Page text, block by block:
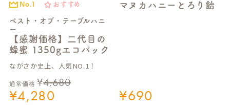
No.1 おすすめ
ベスト・オブ・テーブルハニ
ー
【感謝価格】二代目の
蜂蜜 1350gエコパック
ながさか史上、人気NO.1！
通常価格 ¥4,680
¥4,280
マヌカハニーとろり飴
¥690